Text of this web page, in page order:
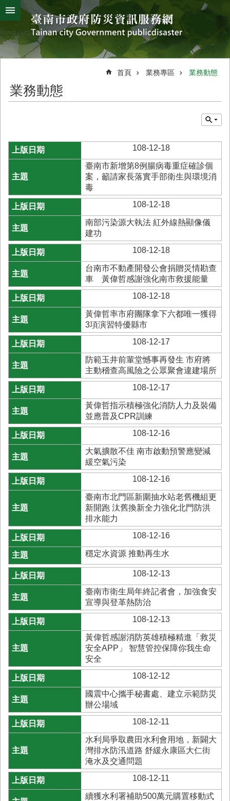
跳到主要內容區塊
搜
尋
進
階
搜
熱
字
颱
風
災
害
公
室
簡
介
防
新
聞
業
務
區
便
民
服
網
站
覽
首
頁
市
府
頁
首頁 業務專區 業務動態
業務動態
108-12-18
臺南市新增第8例腸病毒重症確診個
案，籲請家長落實手部衛生與環境消
毒
108-12-18
南部污染源大執法 紅外線熱顯像儀
建功
108-12-18
台南市不動產開發公會捐贈災情勘查
車 黃偉哲感謝強化南市救援能量
108-12-18
黃偉哲率市府團隊拿下六都唯一獲得
3項演習特優縣市
108-12-17
防範玉井前輩堂憾事再發生 市府將
主動稽查高風險之公眾聚會違建場所
108-12-17
黃偉哲指示積極強化消防人力及裝備
並應普及CPR訓練
108-12-16
大氣擴散不佳 南市啟動預警應變減
緩空氣污染
108-12-16
臺南市北門區新圍抽水站老舊機組更
新開跑 汰舊換新全力強化北門防洪
排水能力
108-12-16
穩定水資源 推動再生水
108-12-13
臺南市衛生局年終記者會，加強食安
宣導與登革熱防治
108-12-13
黃偉哲感謝消防英雄積極精進「救災
安全APP」 智慧管控保障你我生命
安全
108-12-12
國震中心攜手秘書處、建立示範防災
辦公場域
108-12-11
水利局爭取農田水利會用地，新闢大
灣排水防汛道路 舒緩永康區大仁街
淹水及交通問題
108-12-11
續獲水利署補助500萬元購置移動式